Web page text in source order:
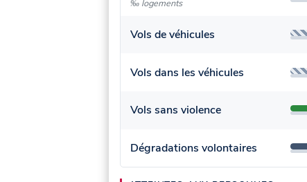
‰ logements
Vols de véhicules
Vols dans les véhicules
Vols sans violence
Dégradations volontaires